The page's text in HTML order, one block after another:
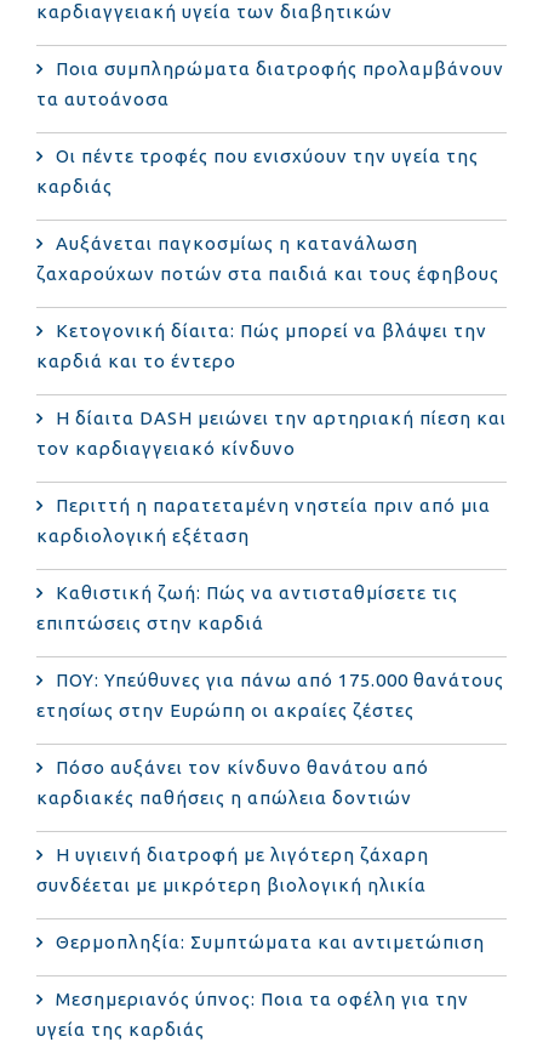
καρδιαγγειακή υγεία των διαβητικών
Ποια συμπληρώματα διατροφής προλαμβάνουν
τα αυτοάνοσα
Οι πέντε τροφές που ενισχύουν την υγεία της
καρδιάς
Αυξάνεται παγκοσμίως η κατανάλωση
ζαχαρούχων ποτών στα παιδιά και τους έφηβους
Κετογονική δίαιτα: Πώς μπορεί να βλάψει την
καρδιά και το έντερο
Η δίαιτα DASH μειώνει την αρτηριακή πίεση και
τον καρδιαγγειακό κίνδυνο
Περιττή η παρατεταμένη νηστεία πριν από μια
καρδιολογική εξέταση
Καθιστική ζωή: Πώς να αντισταθμίσετε τις
επιπτώσεις στην καρδιά
ΠΟΥ: Υπεύθυνες για πάνω από 175.000 θανάτους
ετησίως στην Ευρώπη οι ακραίες ζέστες
Πόσο αυξάνει τον κίνδυνο θανάτου από
καρδιακές παθήσεις η απώλεια δοντιών
Η υγιεινή διατροφή με λιγότερη ζάχαρη
συνδέεται με μικρότερη βιολογική ηλικία
Θερμοπληξία: Συμπτώματα και αντιμετώπιση
Μεσημεριανός ύπνος: Ποια τα οφέλη για την
υγεία της καρδιάς